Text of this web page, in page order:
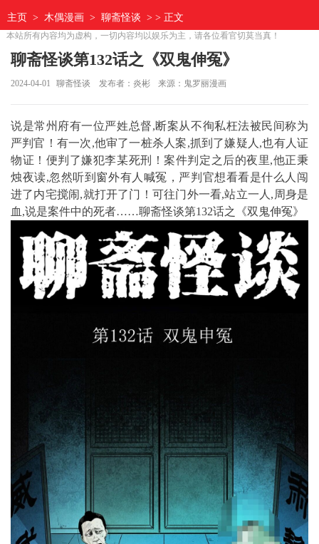
主页 > 木偶漫画 > 聊斋怪谈 > > 正文
本站所有内容均为虚构，一切内容均以娱乐为主，请各位看官切莫当真！
聊斋怪谈第132话之《双鬼伸冤》
2024-04-01 聊斋怪谈 发布者：炎彬 来源：鬼罗丽漫画
说是常州府有一位严姓总督,断案从不徇私枉法被民间称为
严判官！有一次,他审了一桩杀人案,抓到了嫌疑人,也有人证
物证！便判了嫌犯李某死刑！案件判定之后的夜里,他正秉
烛夜读,忽然听到窗外有人喊冤，严判官想看看是什么人闯
进了内宅搅闹,就打开了门！可往门外一看,站立一人,周身是
血,说是案件中的死者……聊斋怪谈第132话之《双鬼伸冤》